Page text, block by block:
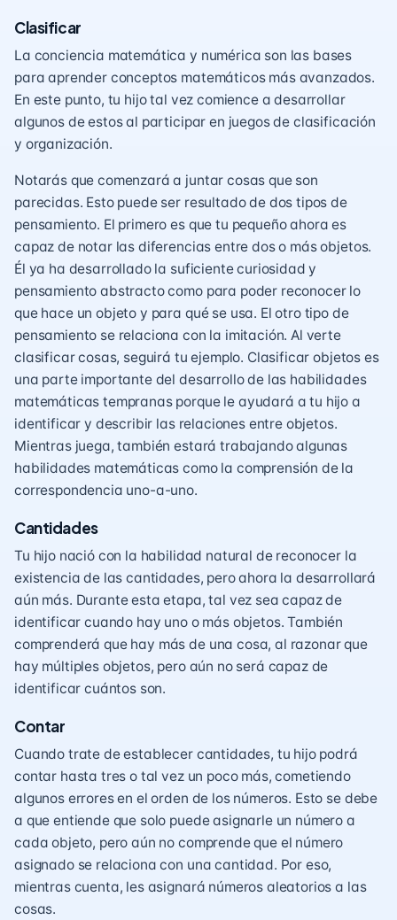
Clasificar
La conciencia matemática y numérica son las bases
para aprender conceptos matemáticos más avanzados.
En este punto, tu hijo tal vez comience a desarrollar
algunos de estos al participar en juegos de clasificación
y organización.
Notarás que comenzará a juntar cosas que son
parecidas. Esto puede ser resultado de dos tipos de
pensamiento. El primero es que tu pequeño ahora es
capaz de notar las diferencias entre dos o más objetos.
Él ya ha desarrollado la suficiente curiosidad y
pensamiento abstracto como para poder reconocer lo
que hace un objeto y para qué se usa. El otro tipo de
pensamiento se relaciona con la imitación. Al verte
clasificar cosas, seguirá tu ejemplo. Clasificar objetos es
una parte importante del desarrollo de las habilidades
matemáticas tempranas porque le ayudará a tu hijo a
identificar y describir las relaciones entre objetos.
Mientras juega, también estará trabajando algunas
habilidades matemáticas como la comprensión de la
correspondencia uno-a-uno.
Cantidades
Tu hijo nació con la habilidad natural de reconocer la
existencia de las cantidades, pero ahora la desarrollará
aún más. Durante esta etapa, tal vez sea capaz de
identificar cuando hay uno o más objetos. También
comprenderá que hay más de una cosa, al razonar que
hay múltiples objetos, pero aún no será capaz de
identificar cuántos son.
Contar
Cuando trate de establecer cantidades, tu hijo podrá
contar hasta tres o tal vez un poco más, cometiendo
algunos errores en el orden de los números. Esto se debe
a que entiende que solo puede asignarle un número a
cada objeto, pero aún no comprende que el número
asignado se relaciona con una cantidad. Por eso,
mientras cuenta, les asignará números aleatorios a las
cosas.